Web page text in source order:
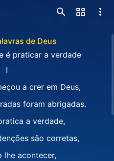
de Deus
é praticar a verdade
I
a crer em Deus,
foram abrigadas.
a verdade,
são corretas,
lhe acontecer,